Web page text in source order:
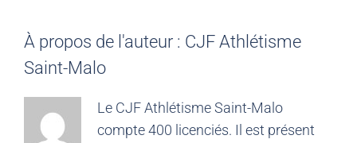
À propos de l'auteur : CJF Athlétisme
Saint-Malo
Le CJF Athlétisme Saint-Malo
compte 400 licenciés. Il est présent